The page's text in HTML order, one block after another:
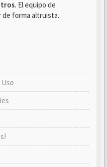
. El equipo de
de forma altruista.